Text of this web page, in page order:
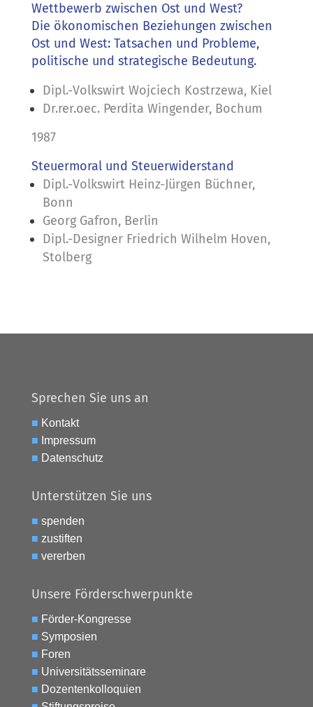
Wettbewerb zwischen Ost und West?
Die ökonomischen Beziehungen zwischen
Ost und West: Tatsachen und Probleme,
politische und strategische Bedeutung.
Dipl.-Volkswirt Wojciech Kostrzewa, Kiel
Dr.rer.oec. Perdita Wingender, Bochum
1987
Steuermoral und Steuerwiderstand
Dipl.-Volkswirt Heinz-Jürgen Büchner,
Bonn
Georg Gafron, Berlin
Dipl.-Designer Friedrich Wilhelm Hoven,
Stolberg
Sprechen Sie uns an
■ Kontakt
■ Impressum
■ Datenschutz
Unterstützen Sie uns
■ spenden
■ zustiften
■ vererben
Unsere Förderschwerpunkte
■ Förder-Kongresse
■ Symposien
■ Foren
■ Universitätsseminare
■ Dozentenkolloquien